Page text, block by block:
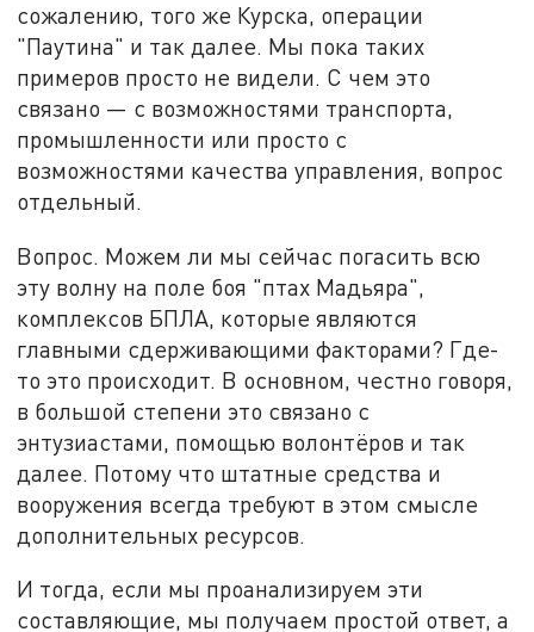
сожалению, того же Курска, операции
"Паутина" и так далее. Мы пока таких
примеров просто не видели. С чем это
связано — с возможностями транспорта,
промышленности или просто с
возможностями качества управления, вопрос
отдельный.
Вопрос. Можем ли мы сейчас погасить всю
эту волну на поле боя "птах Мадьяра",
комплексов БПЛА, которые являются
главными сдерживающими факторами? Где-
то это происходит. В основном, честно говоря,
в большой степени это связано с
энтузиастами, помощью волонтёров и так
далее. Потому что штатные средства и
вооружения всегда требуют в этом смысле
дополнительных ресурсов.
И тогда, если мы проанализируем эти
составляющие, мы получаем простой ответ, а